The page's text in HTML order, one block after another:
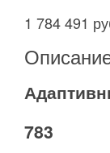
1 784 491
783